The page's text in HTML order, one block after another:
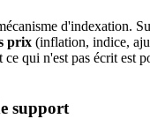
d'indexation.
prix (inflation, indice,
ce qui n'est pas écrit est
support